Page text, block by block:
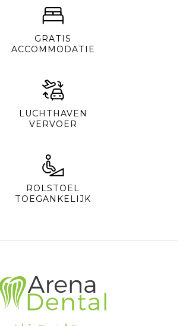
GRATIS
ACCOMMODATIE
LUCHTHAVEN
VERVOER
ROLSTOEL
TOEGANKELIJK